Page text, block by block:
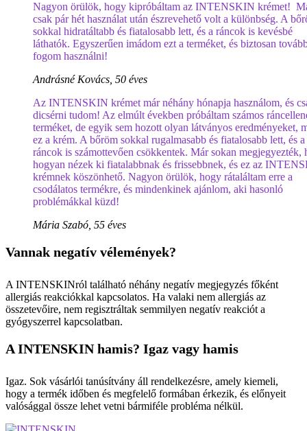
Nagyon örülök, hogy kipróbáltam az INTENSKIN krémet!
csak pár hét használat után észrevehető volt a különbség. A
sokkal hidratáltabb és fiatalosabb lett, és a ráncok is kevésbé
láthatók. Egyszerűen imádom ezt a terméket, és biztosan
fogom használni!
Andrásné Kovács, 50 éves
Az INTENSKIN krémet már néhány hónapja használom, és
dicsérni tudom! Az elmúlt években próbáltam számos
terméket, de egyik sem hozott olyan látványos eredményeket,
ez a krém. A bőröm sokkal rugalmasabb és fiatalosabb lett, és a
ráncok is számottevően csökkentek. Már sokan megjegyezték,
hogyan nézek ki fiatalabbnak és frissebbnek, és ez az
krémnek köszönhető. Nagyon örülök, hogy rátaláltam erre a
csodálatos termékre, és mindenkinek ajánlom, aki hasonló
problémákkal küzd!
Mária Szabó, 55 éves
Vannak negatív vélemények?
A INTENSKINról található néhány negatív megjegyzés főként
allergiás reakciókkal kapcsolatos. Ha valaki nem allergiás az
összetevőire, nem regisztráltak semmilyen negatív reakciót a
gyógyszerrel kapcsolatban.
A INTENSKIN hamis? Igaz vagy hamis
Igaz. Sok vásárlói tanúsítvány áll rendelkezésre, amely kiemeli,
hogy a termék időben és megfelelő formában érkezik, és előnyeit
valósággal össze lehet vetni bármiféle probléma nélkül.